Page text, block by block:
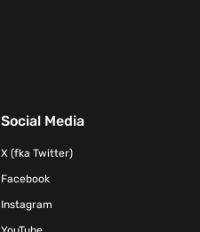
Social Media
X (fka Twitter)
Facebook
Instagram